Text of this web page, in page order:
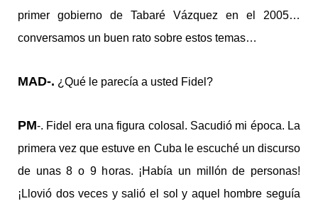
primer gobierno de Tabaré Vázquez en el 2005…
conversamos un buen rato sobre estos temas…
MAD-. ¿Qué le parecía a usted Fidel?
PM-. Fidel era una figura colosal. Sacudió mi época. La
primera vez que estuve en Cuba le escuché un discurso
de unas 8 o 9 horas. ¡Había un millón de personas!
¡Llovió dos veces y salió el sol y aquel hombre seguía